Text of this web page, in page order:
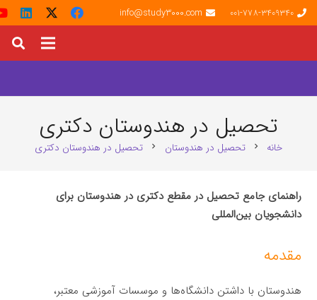
001-778-3409340
info@study3000.com
تحصیل در هندوستان دکتری
خانه chevron_right تحصیل در هندوستان chevron_right تحصیل در هندوستان دکتری
راهنمای جامع تحصیل در مقطع دکتری در هندوستان برای
دانشجویان بین‌المللی
مقدمه
هندوستان با داشتن دانشگاه‌ها و موسسات آموزشی معتبر،